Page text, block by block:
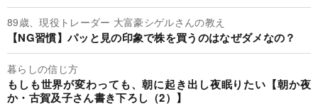
89歳、現役トレーダー 大富豪シゲルさんの教え
【NG習慣】パッと見の印象で株を買うのはなぜダメなの？
暮らしの信じ方
もしも世界が変わっても、朝に起き出し夜眠りたい【朝か夜
か・古賀及子さん書き下ろし（2）】